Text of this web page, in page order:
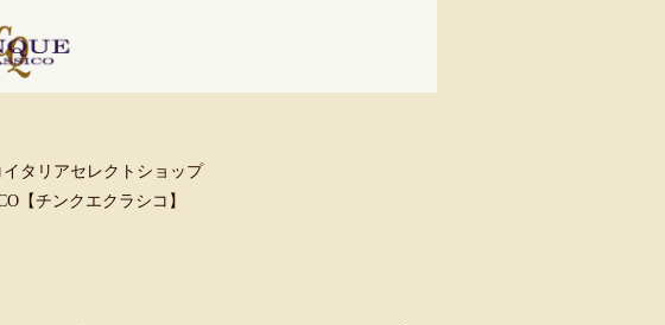
タリアセレクトショップ
【チンクエクラシコ】